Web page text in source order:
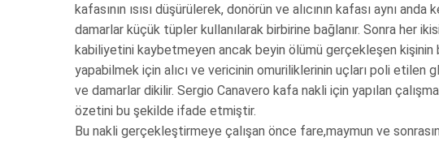
kafasının ısısı düşürülerek, donörün ve alıcının kafası aynı
damarlar küçük tüpler kullanılarak birbirine bağlanır. Sonra her
kabiliyetini kaybetmeyen ancak beyin ölümü gerçekleşen kişinin
yapabilmek için alıcı ve vericinin omuriliklerinin uçları poli etilen
ve damarlar dikilir. Sergio Canavero kafa nakli için yapılan
özetini bu şekilde ifade etmiştir.
Bu nakli gerçekleştirmeye çalışan önce fare,maymun ve